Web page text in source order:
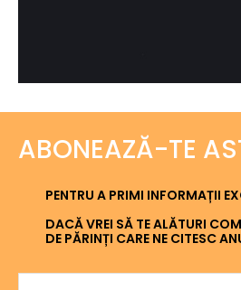
ABONEAZĂ-TE
PENTRU A PRIMI INFORMAȚII
DACĂ VREI SĂ TE ALĂTURI
DE PĂRINȚI CARE NE CITESC